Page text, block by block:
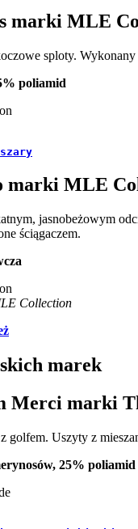
marki MLE
sploty.
poliamid
szary
marki MLE
jasnobeżowym
ściągaczem.
Collection
marek
Merci marki
golfem. Uszyty z
25% poliamid